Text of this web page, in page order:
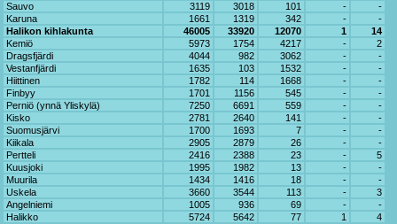
Sauvo
3119 3018 101 -
-
Karuna
1661 1319 342 -
-
Halikon kihlakunta
46005 33920 12070 1
14
Kemiö
5973 1754 4217 -
2
Dragsfjärdi
4044 982 3062 -
-
Vestanfjärdi
1635 103 1532 -
-
Hiittinen
1782 114 1668 -
-
Finbyy
1701 1156 545 -
-
Perniö (ynnä Yliskylä)
7250 6691 559 -
-
Kisko
2781 2640 141 -
-
Suomusjärvi
1700 1693 7 -
-
Kiikala
2905 2879 26 -
-
Pertteli
2416 2388 23 -
5
Kuusjoki
1995 1982 13 -
-
Muurila
1434 1416 18 -
-
Uskela
3660 3544 113 -
3
Angelniemi
1005 936 69 -
-
Halikko
5724 5642 77 1
4